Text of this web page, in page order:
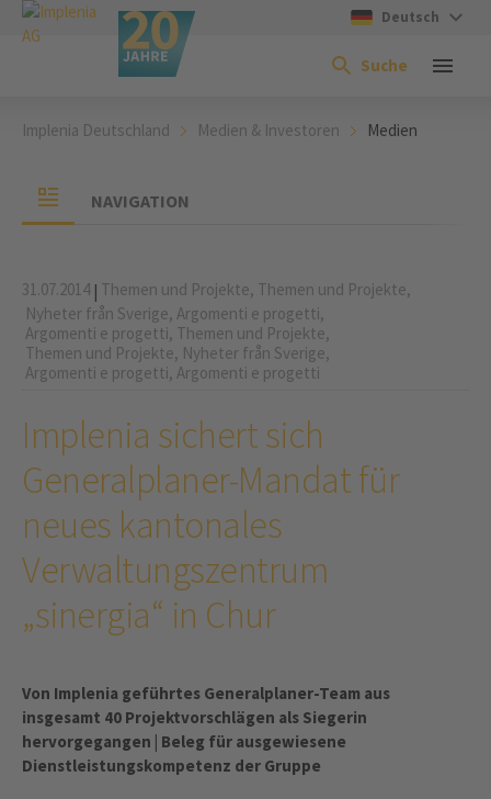
Deutsch
Suche
Implenia Deutschland Medien & Investoren Medien
NAVIGATION
31.07.2014| Themen und Projekte, Themen und Projekte,
Nyheter från Sverige, Argomenti e progetti,
Argomenti e progetti, Themen und Projekte,
Themen und Projekte, Nyheter från Sverige,
Argomenti e progetti, Argomenti e progetti
Implenia sichert sich
Generalplaner-Mandat für
neues kantonales
Verwaltungszentrum
„sinergia“ in Chur
Von Implenia geführtes Generalplaner-Team aus
insgesamt 40 Projektvorschlägen als Siegerin
hervorgegangen | Beleg für ausgewiesene
Dienstleistungskompetenz der Gruppe